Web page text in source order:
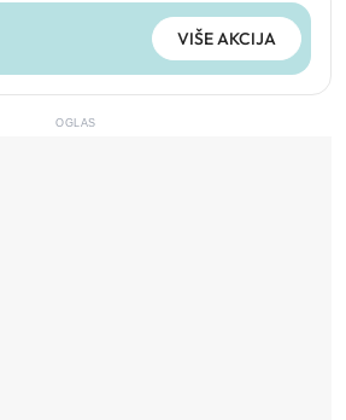
VIŠE AKCIJA
OGLAS